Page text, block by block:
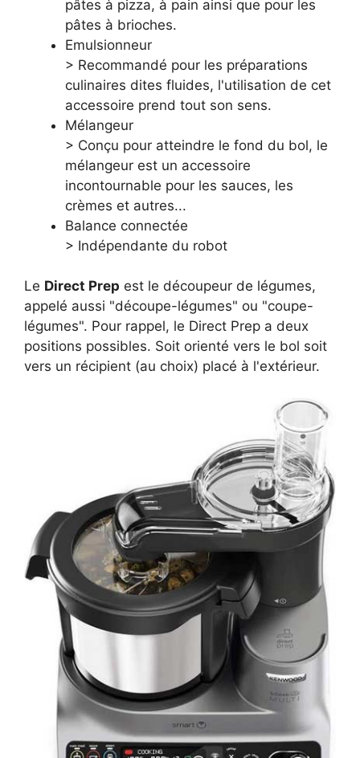
pâtes à pizza, à pain ainsi que pour les
pâtes à brioches.
Emulsionneur
> Recommandé pour les préparations
culinaires dites fluides, l'utilisation de cet
accessoire prend tout son sens.
Mélangeur
> Conçu pour atteindre le fond du bol, le
mélangeur est un accessoire
incontournable pour les sauces, les
crèmes et autres...
Balance connectée
> Indépendante du robot
Le Direct Prep est le découpeur de légumes,
appelé aussi "découpe-légumes" ou "coupe-
légumes". Pour rappel, le Direct Prep a deux
positions possibles. Soit orienté vers le bol soit
vers un récipient (au choix) placé à l'extérieur.